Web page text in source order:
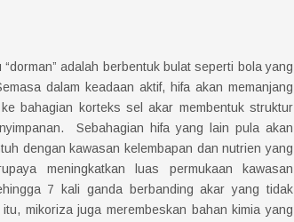
adalah berbentuk bulat seperti bola yang
dalam keadaan aktif, hifa akan memanjang
bahagian korteks sel akar membentuk struktur
Sebahagian hifa yang lain pula akan
dengan kawasan kelembapan dan nutrien yang
meningkatkan luas permukaan kawasan
7 kali ganda berbanding akar yang tidak
mikoriza juga merembeskan bahan kimia yang